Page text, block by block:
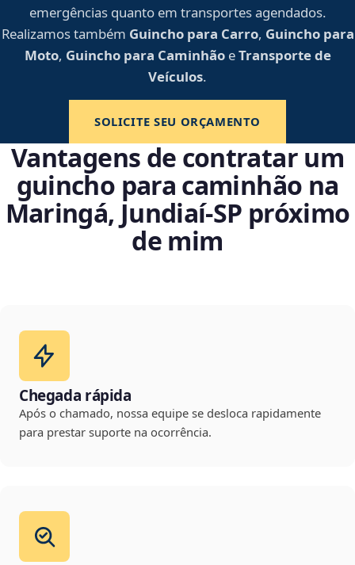
emergências quanto em transportes agendados.
Realizamos também Guincho para Carro, Guincho para
Moto, Guincho para CaminhãoeTransporte de
Veículos.
SOLICITE SEU ORÇAMENTO
Vantagens de contratar um
guincho para caminhão na
Maringá, Jundiaí‑SP próximo
de mim
Chegada rápida
Após o chamado, nossa equipe se desloca rapidamente
para prestar suporte na ocorrência.